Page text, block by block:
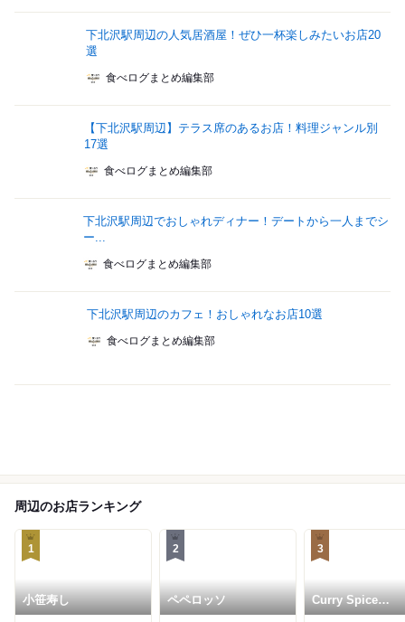
下北沢駅周辺の人気居酒屋！ぜひ一杯楽しみたいお店20
選
食べログまとめ編集部
【下北沢駅周辺】テラス席のあるお店！料理ジャンル別
17選
食べログまとめ編集部
下北沢駅周辺でおしゃれディナー！デートから一人までシ
ー...
食べログまとめ編集部
下北沢駅周辺のカフェ！おしゃれなお店10選
食べログまとめ編集部
周辺のお店ランキング
1
小笹寿し
2
ペペロッソ
3
Curry Spice
Gelateria